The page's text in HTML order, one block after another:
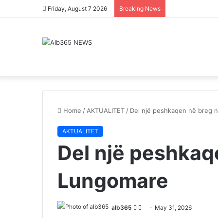
Friday, August 7 2026 Breaking News
Home / AKTUALITET / Del një peshkaqen në breg
AKTUALITET
Del një
Lungomare
alb365
Follow
Send May 31, 2026